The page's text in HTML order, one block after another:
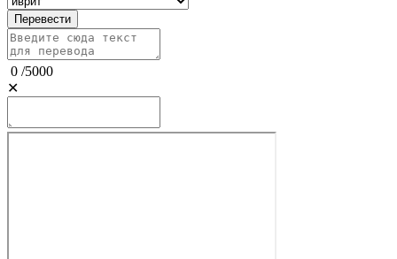
Перевести
0 /5000
✕